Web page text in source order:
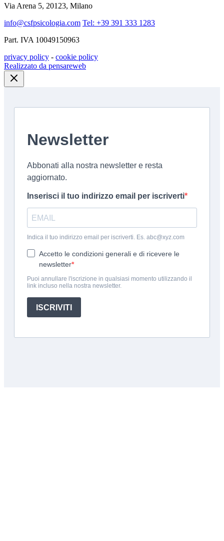
Via Arena 5, 20123, Milano
info@csfpsicologia.com Tel: +39 391 333 1283
Part. IVA 10049150963
privacy policy - cookie policy
Realizzato da pensareweb